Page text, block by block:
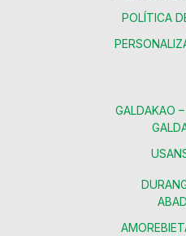
POLÍTICA
GALDAKAO